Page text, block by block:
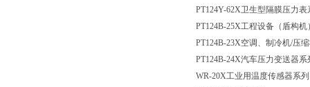
PT124Y-62X卫生型隔膜压力表
PT124B-25X工程设备（盾构
PT124B-23X空调、制冷机/压
PT124B-24X汽车压力变送器系
WR-20X工业用温度传感器系列